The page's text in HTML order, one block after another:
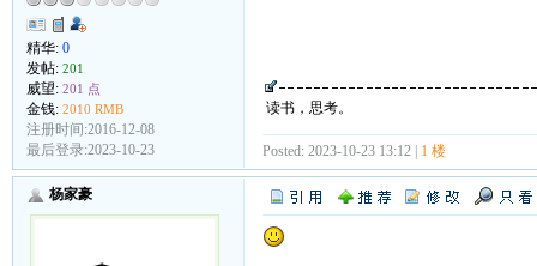
精华: 0
发帖: 201
威望: 201 点
金钱: 2010 RMB
注册时间:2016-12-08
最后登录:2023-10-23
读书，思考。
Posted: 2023-10-23 13:12 | 1 楼
杨家豪